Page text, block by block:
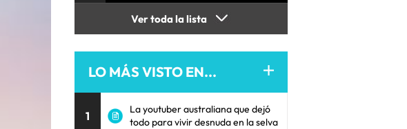
Ver toda la lista
LO MÁS VISTO EN...
1
La youtuber australiana que dejó
todo para vivir desnuda en la selva